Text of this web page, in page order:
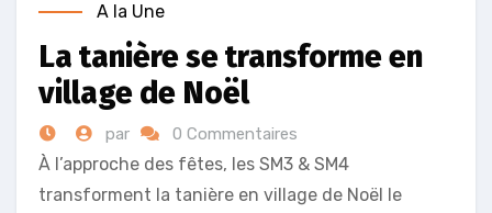
A la Une
La tanière se transforme en
village de Noël
par 0 Commentaires
À l’approche des fêtes, les SM3 & SM4
transforment la tanière en village de Noël le